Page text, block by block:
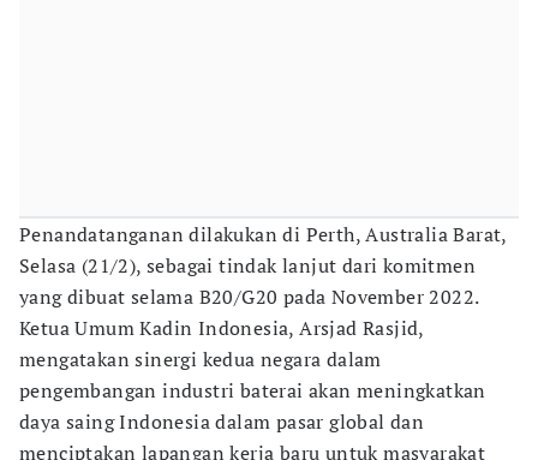
Penandatanganan dilakukan di Perth, Australia Barat,
Selasa (21/2), sebagai tindak lanjut dari komitmen
yang dibuat selama B20/G20 pada November 2022.
Ketua Umum Kadin Indonesia, Arsjad Rasjid,
mengatakan sinergi kedua negara dalam
pengembangan industri baterai akan meningkatkan
daya saing Indonesia dalam pasar global dan
menciptakan lapangan kerja baru untuk masyarakat